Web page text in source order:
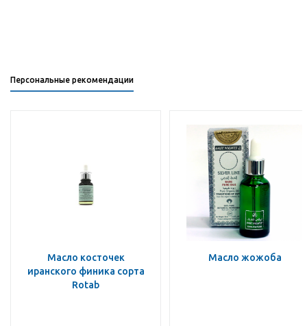
Персональные рекомендации
Масло косточек
иранского финика сорта
Rotab
Масло жожоба